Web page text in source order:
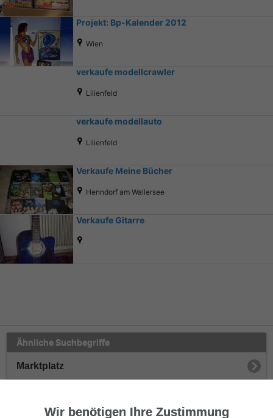
Projekt: Bp-Kalender 2012
Wien
verkaufe modellcrawler
Lilienfeld
verkaufe modellauto
Lilienfeld
Verkaufe Meine Bücher
Henndorf am Wallersee
Verkaufe Gitarre
Ähnliche Suchbegriffe
Marktplatz
Wir benötigen Ihre Zustimmung